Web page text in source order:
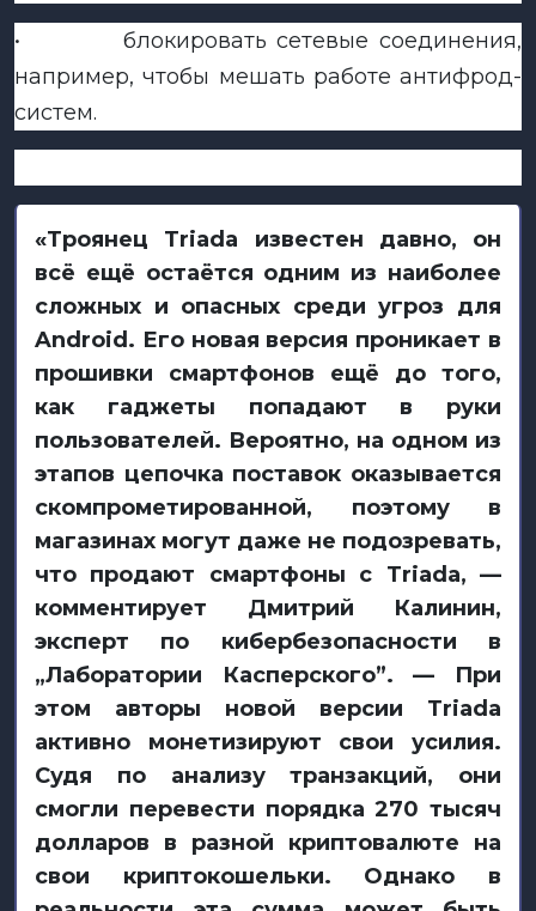
•
блокировать сетевые соединения,
например, чтобы мешать работе антифрод-
систем.
«Троянец Triada известен давно, он
всё ещё остаётся одним из наиболее
сложных и опасных среди угроз для
Android. Его новая версия проникает в
прошивки смартфонов ещё до того,
как гаджеты попадают в руки
пользователей. Вероятно, на одном из
этапов цепочка поставок оказывается
скомпрометированной, поэтому в
магазинах могут даже не подозревать,
что продают смартфоны с Triada, —
комментирует Дмитрий Калинин,
эксперт по кибербезопасности в
„Лаборатории Касперского”. — При
этом авторы новой версии Triada
активно монетизируют свои усилия.
Судя по анализу транзакций, они
смогли перевести порядка 270 тысяч
долларов в разной криптовалюте на
свои криптокошельки. Однако в